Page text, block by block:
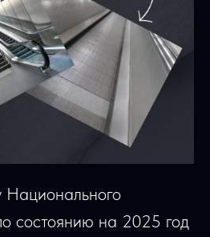
Национального
состоянию на 2025 год